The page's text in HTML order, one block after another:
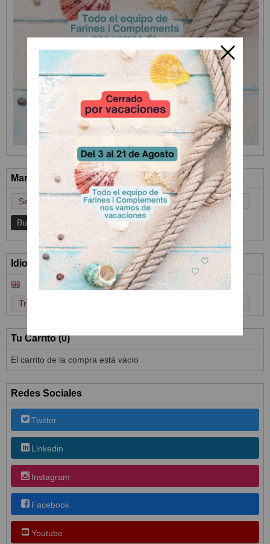
Marcas
Idioma
Tu Carrito (0)
El carrito de la compra está vacío
Redes Sociales
Twitter
Linkedin
Instagram
Facebook
Youtube